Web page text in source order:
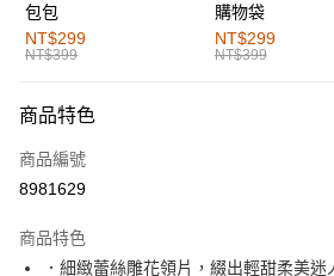
全家取貨付款
每筆NT$60，滿NT$1,000(含以上)免運費
付款後全家取貨
萊爾富取貨付款
付款後萊爾富取貨
包包
NT$299
NT$399
購物袋
NT$299
NT$399
商品特色
商品編號
8981629
商品特色
．細緻蕾絲雕花領片，綴出輕甜柔美迷